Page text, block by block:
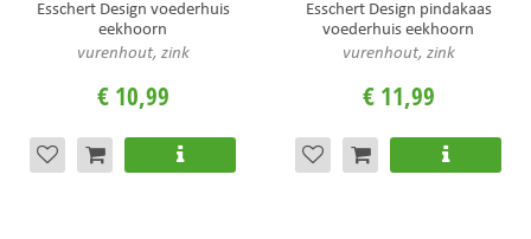
Esschert Design voederhuis
eekhoorn
vurenhout, zink
€ 10,99
Esschert Design pindakaas
voederhuis eekhoorn
vurenhout, zink
€ 11,99